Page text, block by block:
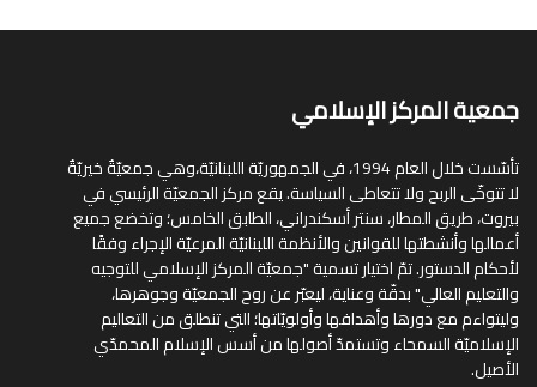
جمعية المركز الإسلامي
تأسّست خلال العام 1994، في الجمهوريّة اللبنانيّة،وهي جمعيّةٌ خيريّةٌ
لا تتوخّى الربح ولا تتعاطى السياسة. يقع مركز الجمعيّة الرئيسي في
بيروت، طريق المطار، سنتر أسكندراني، الطابق الخامس؛ وتخضع جميع
أعمالها وأنشطتها للقوانين والأنظمة اللبنانيّة المرعيّة الإجراء وفقًا
لأحكام الدستور. تمّ اختيار تسمية "جمعيّة المركز الإسلامي للتوجيه
والتعليم العالي" بدقّة وعناية، ليعبّر عن روح الجمعيّة وجوهرها،
وليتواءم مع دورها وأهدافها وأولويّاتها؛ التي تنطلق من التعاليم
الإسلاميّة السمحاء وتستمدّ أصولها من أسس الإسلام المحمدّي
الأصيل.